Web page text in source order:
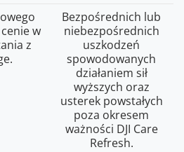
w
z
Bezpośrednich lub
niebezpośrednich
uszkodzeń
spowodowanych
działaniem sił
wyższych oraz
usterek powstałych
poza okresem
ważności DJI Care
Refresh.